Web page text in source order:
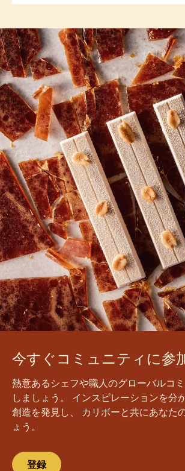
今すぐコミュニティに参
熱意あるシェフや職人のグローバルコ
しましょう。 インスピレーションを分
創造を発見し、 カリボーと共にあなた
ょう。
登録